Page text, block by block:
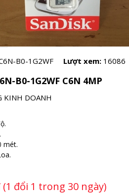
B0-1G2WF Lượt xem: 16086
B0-1G2WF C6N 4MP
KINH DOANH
mét.
(1 đổi 1 trong 30 ngày)